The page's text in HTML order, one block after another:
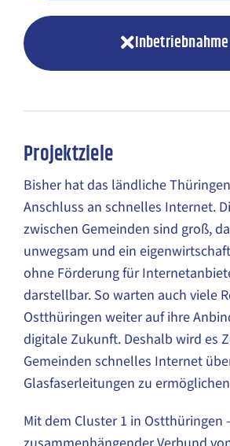
Inbetriebnahme
Projektziele
Bisher hat das ländliche
Anschluss an schnelles Internet.
zwischen Gemeinden sind groß,
unwegsam und ein
ohne Förderung für
darstellbar. So warten auch viele
Ostthüringen weiter auf ihre
digitale Zukunft. Deshalb wird es
Gemeinden schnelles Internet
Glasfaserleitungen zu
Mit dem Cluster 1 in Ostthüringen